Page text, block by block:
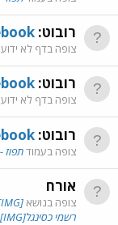
רובוט:
צופה בדף לא ידוע
רובוט:
צופה בדף לא ידוע
רובוט:
צופה בעמודתפוז
אורח
צופה בנושא
רשמי כסינגל[IMG]https://timg.co.il/f/Emo70.gif[/IMG]